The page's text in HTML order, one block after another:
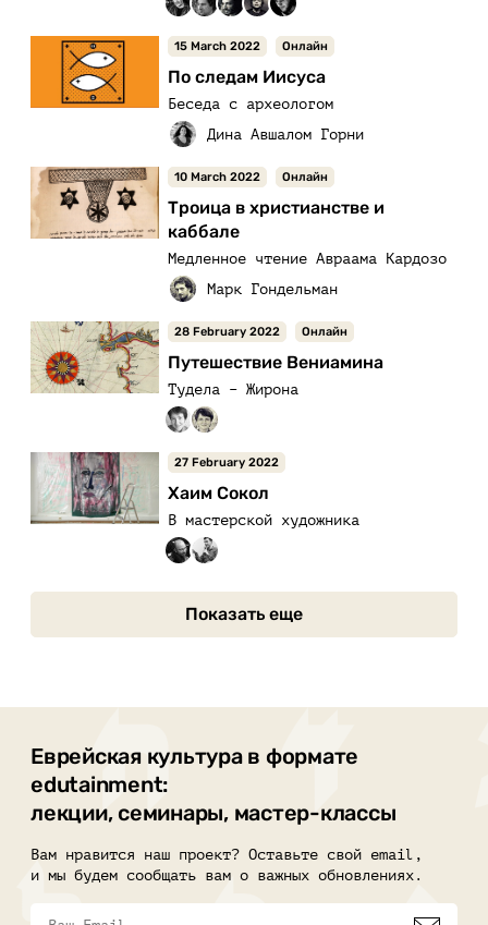
По следам Иисуса
Беседа с археологом
15 March 2022 Онлайн
Троица в христианстве и
каббале
Медленное чтение Авраама Кардозо
10 March 2022 Онлайн
Путешествие Вениамина
Тудела – Жирона
28 February 2022 Онлайн
Хаим Сокол
В мастерской художника
27 February 2022
Показать еще
Еврейская культура в формате
edutainment:
лекции, семинары, мастер-классы
Вам нравится наш проект? Оставьте свой email,
и мы будем сообщать вам о важных обновлениях.